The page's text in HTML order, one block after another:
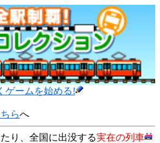
ゲームを始める!
らへ
り、全国に出没する実在の列車